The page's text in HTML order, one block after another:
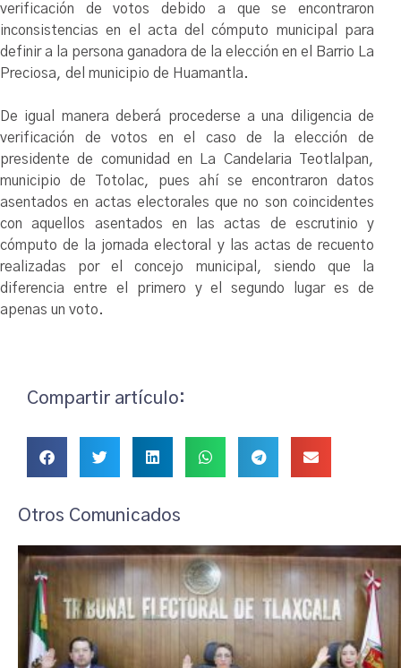
verificación de votos debido a que se encontraron
inconsistencias en el acta del cómputo municipal para
definir a la persona ganadora de la elección en el Barrio La
Preciosa, del municipio de Huamantla.
De igual manera deberá procederse a una diligencia de
verificación de votos en el caso de la elección de
presidente de comunidad en La Candelaria Teotlalpan,
municipio de Totolac, pues ahí se encontraron datos
asentados en actas electorales que no son coincidentes
con aquellos asentados en las actas de escrutinio y
cómputo de la jornada electoral y las actas de recuento
realizadas por el concejo municipal, siendo que la
diferencia entre el primero y el segundo lugar es de
apenas un voto.
Compartir artículo:
Otros Comunicados